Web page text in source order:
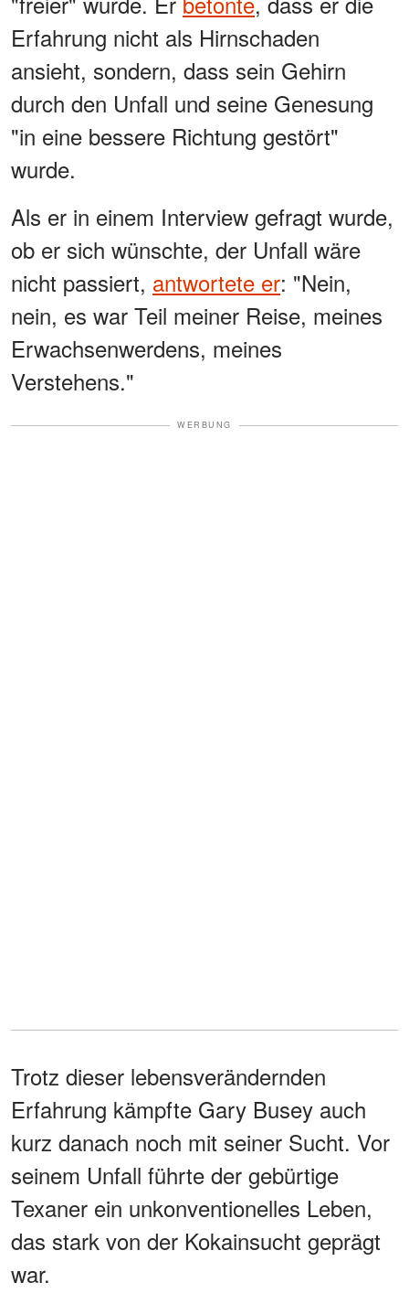
Erfahrung nicht als Hirnschaden
ansieht, sondern, dass sein Gehirn
durch den Unfall und seine Genesung
"in eine bessere Richtung gestört"
wurde.
Als er in einem Interview gefragt wurde,
ob er sich wünschte, der Unfall wäre
nicht passiert, antwortete er: "Nein,
nein, es war Teil meiner Reise, meines
Erwachsenwerdens, meines
Verstehens."
WERBUNG
Trotz dieser lebensverändernden
Erfahrung kämpfte Gary Busey auch
kurz danach noch mit seiner Sucht. Vor
seinem Unfall führte der gebürtige
Texaner ein unkonventionelles Leben,
das stark von der Kokainsucht geprägt
war.